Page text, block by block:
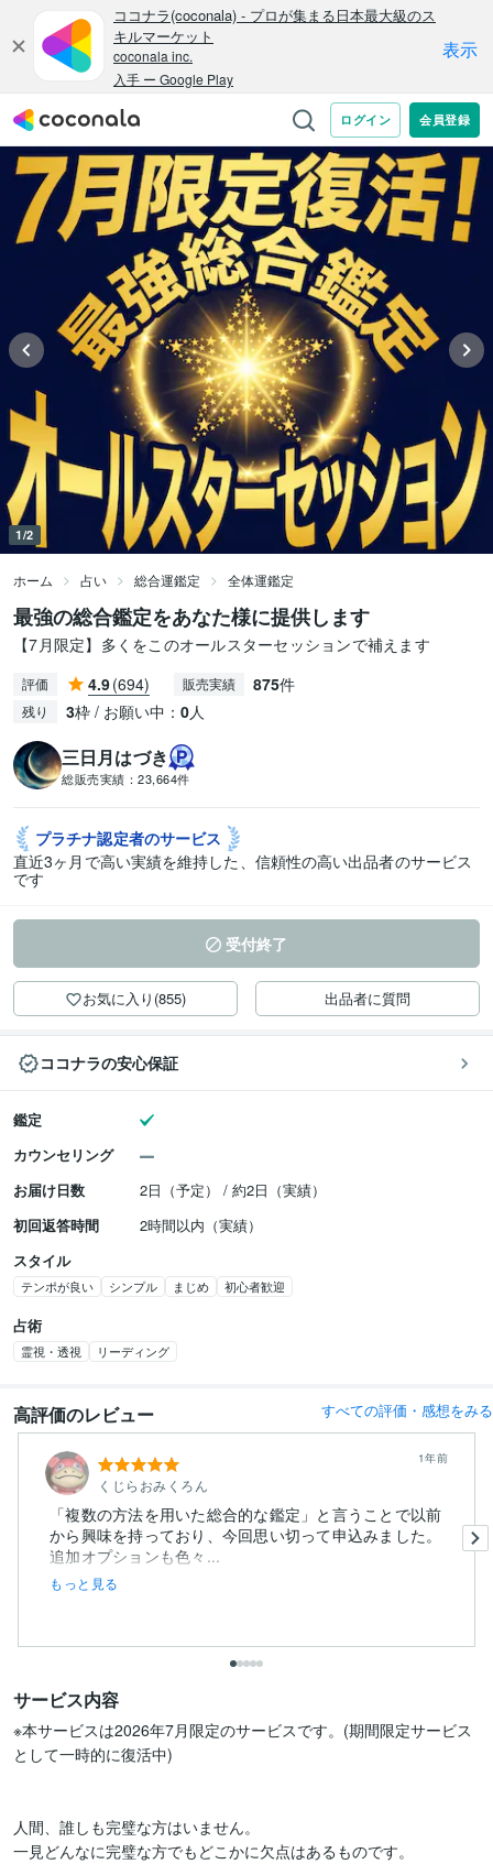
1/2
ホーム 占い 総合運鑑定 全体運鑑定
最強の総合鑑定をあなた様に提供します
【7月限定】多くをこのオールスターセッションで補えます
評価 4.9(694) 販売実績 875件
残り 3枠 / お願い中： 0人
三日月はづき
総販売実績： 23,664件
プラチナ認定者のサービス
直近3ヶ月で高い実績を維持した、信頼性の高い出品者のサービス
です
受付終了
お気に入り(855) 出品者に質問
ココナラの安心保証
鑑定
カウンセリング
お届け日数
2日（予定） / 約2日（実績）
初回返答時間
2時間以内（実績）
スタイル
テンポが良い シンプル まじめ 初心者歓迎
占術
霊視・透視 リーディング
高評価のレビュー すべての評価・感想をみる
くじらおみくろん
1年前
「複数の方法を用いた総合的な鑑定」と言うことで以前
から興味を持っており、今回思い切って申込みました。
追加オプションも色々...
もっと見る
サービス内容
※本サービスは2026年7月限定のサービスです。(期間限定サービス
として一時的に復活中)
人間、誰しも完璧な方はいません。
一見どんなに完璧な方でもどこかに欠点はあるものです。